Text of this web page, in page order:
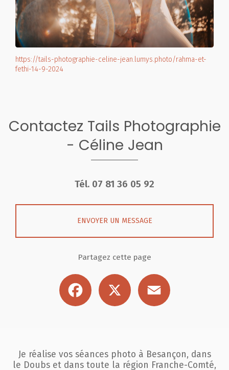
https://tails-photographie-celine-jean.lumys.photo/rahma-et-
fethi-14-9-2024
Contactez Tails Photographie
- Céline Jean
Tél. 07 81 36 05 92
ENVOYER UN MESSAGE
Partagez cette page
Facebook
Je réalise vos séances photo à Besançon, dans
le Doubs et dans toute la région Franche-Comté,